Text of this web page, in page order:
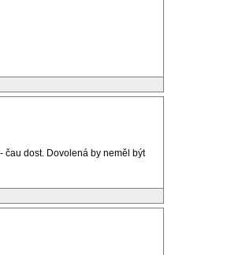
čau dost. Dovolená by neměl být